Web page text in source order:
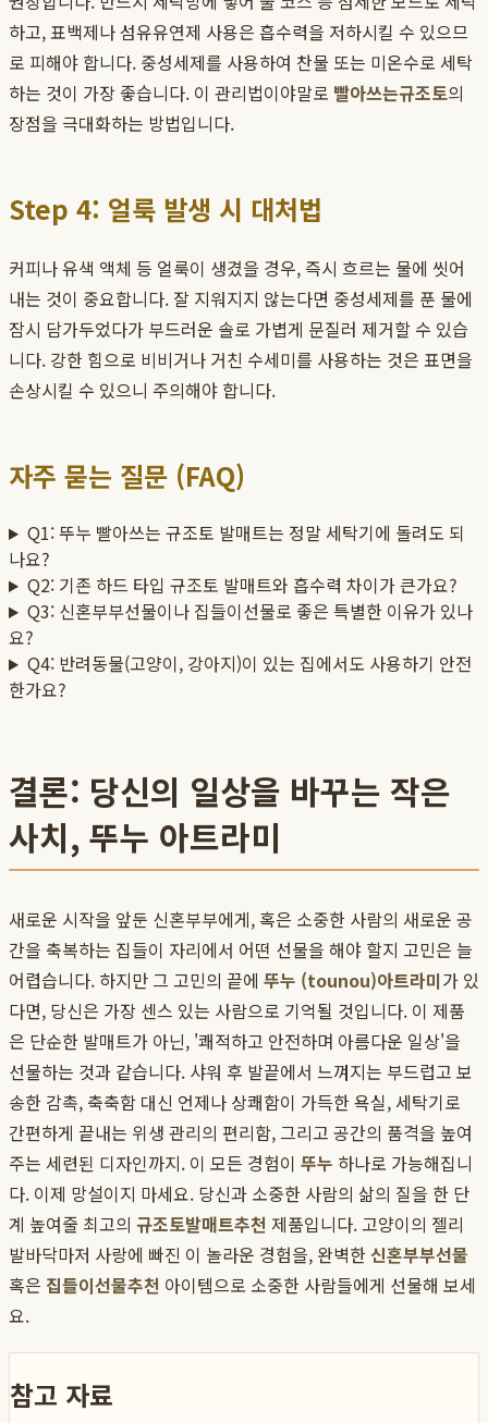
하고, 표백제나 섬유유연제 사용은 흡수력을 저하시킬 수 있으므
로 피해야 합니다. 중성세제를 사용하여 찬물 또는 미온수로 세탁
하는 것이 가장 좋습니다. 이 관리법이야말로 빨아쓰는규조토의
장점을 극대화하는 방법입니다.
Step 4: 얼룩 발생 시 대처법
커피나 유색 액체 등 얼룩이 생겼을 경우, 즉시 흐르는 물에 씻어
내는 것이 중요합니다. 잘 지워지지 않는다면 중성세제를 푼 물에
잠시 담가두었다가 부드러운 솔로 가볍게 문질러 제거할 수 있습
니다. 강한 힘으로 비비거나 거친 수세미를 사용하는 것은 표면을
손상시킬 수 있으니 주의해야 합니다.
자주 묻는 질문 (FAQ)
Q1: 뚜누 빨아쓰는 규조토 발매트는 정말 세탁기에 돌려도 되
나요?
Q2: 기존 하드 타입 규조토 발매트와 흡수력 차이가 큰가요?
Q3: 신혼부부선물이나 집들이선물로 좋은 특별한 이유가 있나
요?
Q4: 반려동물(고양이, 강아지)이 있는 집에서도 사용하기 안전
한가요?
결론: 당신의 일상을 바꾸는 작은
사치, 뚜누 아트라미
새로운 시작을 앞둔 신혼부부에게, 혹은 소중한 사람의 새로운 공
간을 축복하는 집들이 자리에서 어떤 선물을 해야 할지 고민은 늘
어렵습니다. 하지만 그 고민의 끝에 뚜누 (tounou)아트라미가 있
다면, 당신은 가장 센스 있는 사람으로 기억될 것입니다. 이 제품
은 단순한 발매트가 아닌, '쾌적하고 안전하며 아름다운 일상'을
선물하는 것과 같습니다. 샤워 후 발끝에서 느껴지는 부드럽고 보
송한 감촉, 축축함 대신 언제나 상쾌함이 가득한 욕실, 세탁기로
간편하게 끝내는 위생 관리의 편리함, 그리고 공간의 품격을 높여
주는 세련된 디자인까지. 이 모든 경험이 뚜누 하나로 가능해집니
다. 이제 망설이지 마세요. 당신과 소중한 사람의 삶의 질을 한 단
계 높여줄 최고의 규조토발매트추천 제품입니다. 고양이의 젤리
발바닥마저 사랑에 빠진 이 놀라운 경험을, 완벽한신혼부부선물
혹은 집들이선물추천 아이템으로 소중한 사람들에게 선물해 보세
요.
참고 자료